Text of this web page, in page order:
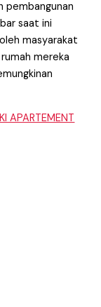
pembangunan
saat ini
masyarakat
mereka
APARTEMENT